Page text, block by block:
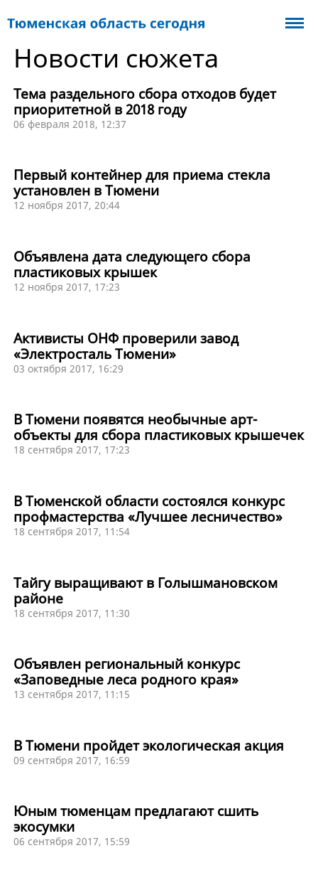
Новости сюжета
Тема раздельного сбора отходов будет
приоритетной в 2018 году
06 февраля 2018, 12:37
Первый контейнер для приема стекла
установлен в Тюмени
12 ноября 2017, 20:44
Объявлена дата следующего сбора
пластиковых крышек
12 ноября 2017, 17:23
Активисты ОНФ проверили завод
«Электросталь Тюмени»
03 октября 2017, 16:29
В Тюмени появятся необычные арт-
объекты для сбора пластиковых крышечек
18 сентября 2017, 17:23
В Тюменской области состоялся конкурс
профмастерства «Лучшее лесничество»
18 сентября 2017, 11:54
Тайгу выращивают в Голышмановском
районе
18 сентября 2017, 11:30
Объявлен региональный конкурс
«Заповедные леса родного края»
13 сентября 2017, 11:15
В Тюмени пройдет экологическая акция
09 сентября 2017, 16:59
Юным тюменцам предлагают сшить
экосумки
06 сентября 2017, 15:59